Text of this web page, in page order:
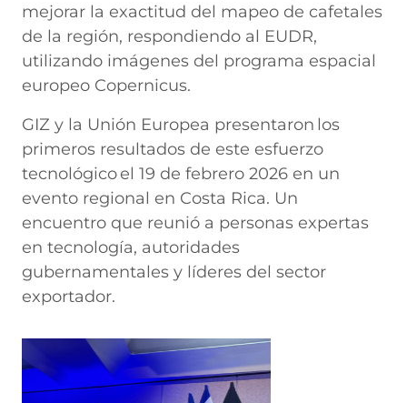
mejorar la exactitud del mapeo de cafetales
de la región, respondiendo al EUDR,
utilizando imágenes del programa espacial
europeo Copernicus.
GIZ y la Unión Europea presentaron los
primeros resultados de este esfuerzo
tecnológico el 19 de febrero 2026 en un
evento regional en Costa Rica. Un
encuentro que reunió a personas expertas
en tecnología, autoridades
gubernamentales y líderes del sector
exportador.